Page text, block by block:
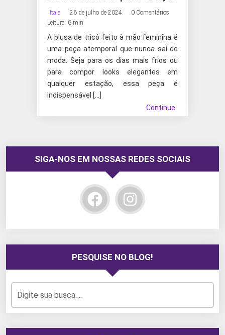
Itala 26 de julho de 2024
0 Comentários
Leitura: 6 min
A blusa de tricô feito à mão feminina é
uma peça atemporal que nunca sai de
moda. Seja para os dias mais frios ou
para compor looks elegantes em
qualquer estação, essa peça é
indispensável […]
Continue
SIGA-NOS EM NOSSAS REDES SOCIAIS
PESQUISE NO BLOG!